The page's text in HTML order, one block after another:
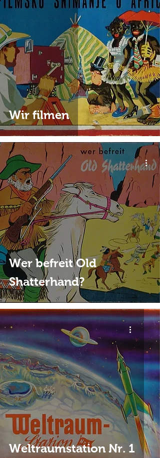
Wir filmen
Wer befreit Old
Shatterhand?
Weltraumstation Nr. 1